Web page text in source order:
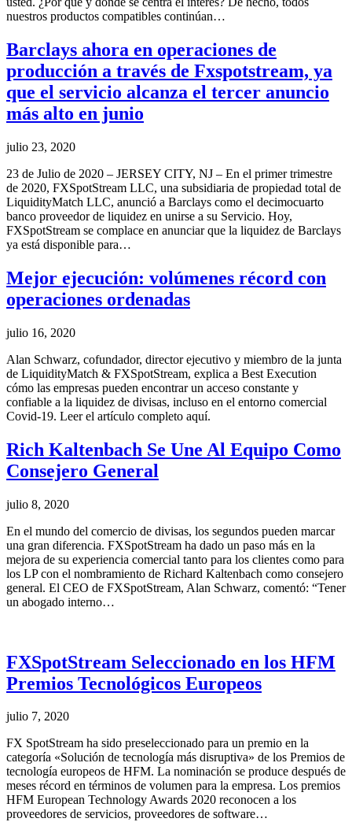
nuestros productos compatibles continúan…
Barclays ahora en operaciones de
producción a través de Fxspotstream, ya
que el servicio alcanza el tercer anuncio
más alto en junio
julio 23, 2020
23 de Julio de 2020 – JERSEY CITY, NJ – En el primer trimestre
de 2020, FXSpotStream LLC, una subsidiaria de propiedad total de
LiquidityMatch LLC, anunció a Barclays como el decimocuarto
banco proveedor de liquidez en unirse a su Servicio. Hoy,
FXSpotStream se complace en anunciar que la liquidez de Barclays
ya está disponible para…
Mejor ejecución: volúmenes récord con
operaciones ordenadas
julio 16, 2020
Alan Schwarz, cofundador, director ejecutivo y miembro de la junta
de LiquidityMatch & FXSpotStream, explica a Best Execution
cómo las empresas pueden encontrar un acceso constante y
confiable a la liquidez de divisas, incluso en el entorno comercial
Covid-19. Leer el artículo completo aquí.
Rich Kaltenbach Se Une Al Equipo Como
Consejero General
julio 8, 2020
En el mundo del comercio de divisas, los segundos pueden marcar
una gran diferencia. FXSpotStream ha dado un paso más en la
mejora de su experiencia comercial tanto para los clientes como para
los LP con el nombramiento de Richard Kaltenbach como consejero
general. El CEO de FXSpotStream, Alan Schwarz, comentó: “Tener
un abogado interno…
FXSpotStream Seleccionado en los HFM
Premios Tecnológicos Europeos
julio 7, 2020
FX SpotStream ha sido preseleccionado para un premio en la
categoría «Solución de tecnología más disruptiva» de los Premios de
tecnología europeos de HFM. La nominación se produce después de
meses récord en términos de volumen para la empresa. Los premios
HFM European Technology Awards 2020 reconocen a los
proveedores de servicios, proveedores de software…